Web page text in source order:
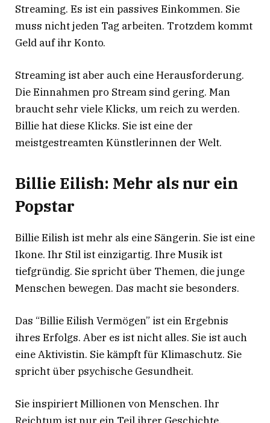
Streaming. Es ist ein passives Einkommen. Sie
muss nicht jeden Tag arbeiten. Trotzdem kommt
Geld auf ihr Konto.
Streaming ist aber auch eine Herausforderung.
Die Einnahmen pro Stream sind gering. Man
braucht sehr viele Klicks, um reich zu werden.
Billie hat diese Klicks. Sie ist eine der
meistgestreamten Künstlerinnen der Welt.
Billie Eilish: Mehr als nur ein
Popstar
Billie Eilish ist mehr als eine Sängerin. Sie ist eine
Ikone. Ihr Stil ist einzigartig. Ihre Musik ist
tiefgründig. Sie spricht über Themen, die junge
Menschen bewegen. Das macht sie besonders.
Das “Billie Eilish Vermögen” ist ein Ergebnis
ihres Erfolgs. Aber es ist nicht alles. Sie ist auch
eine Aktivistin. Sie kämpft für Klimaschutz. Sie
spricht über psychische Gesundheit.
Sie inspiriert Millionen von Menschen. Ihr